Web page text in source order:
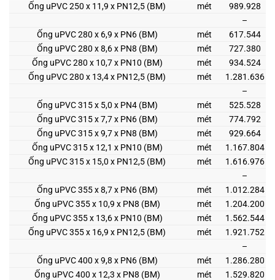
Ống uPVC 250 x 11,9 x PN12,5 (BM)
mét
989.928
–
Ống uPVC 280 x 6,9 x PN6 (BM)
mét
617.544
Ống uPVC 280 x 8,6 x PN8 (BM)
mét
727.380
Ống uPVC 280 x 10,7 x PN10 (BM)
mét
934.524
Ống uPVC 280 x 13,4 x PN12,5 (BM)
mét
1.281.636
–
Ống uPVC 315 x 5,0 x PN4 (BM)
mét
525.528
Ống uPVC 315 x 7,7 x PN6 (BM)
mét
774.792
Ống uPVC 315 x 9,7 x PN8 (BM)
mét
929.664
Ống uPVC 315 x 12,1 x PN10 (BM)
mét
1.167.804
Ống uPVC 315 x 15,0 x PN12,5 (BM)
mét
1.616.976
–
Ống uPVC 355 x 8,7 x PN6 (BM)
mét
1.012.284
Ống uPVC 355 x 10,9 x PN8 (BM)
mét
1.204.200
Ống uPVC 355 x 13,6 x PN10 (BM)
mét
1.562.544
Ống uPVC 355 x 16,9 x PN12,5 (BM)
mét
1.921.752
–
Ống uPVC 400 x 9,8 x PN6 (BM)
mét
1.286.280
Ống uPVC 400 x 12,3 x PN8 (BM)
mét
1.529.820